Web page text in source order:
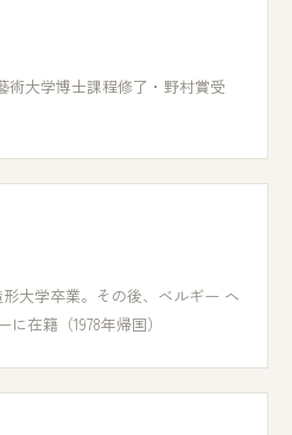
術大学博士課程修了・野村賞受
形大学卒業。その後、ベルギー ヘ
在籍（1978年帰国）